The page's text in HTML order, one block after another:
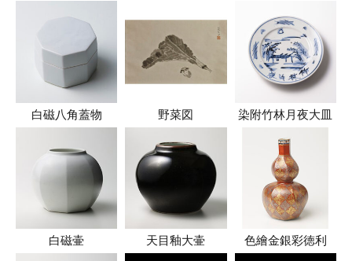
白磁八角蓋物 野菜図 染附竹林月夜大皿
白磁壷 天目釉大壷 色繪金銀彩徳利